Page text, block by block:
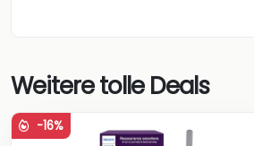
Weitere tolle Deals
-16%